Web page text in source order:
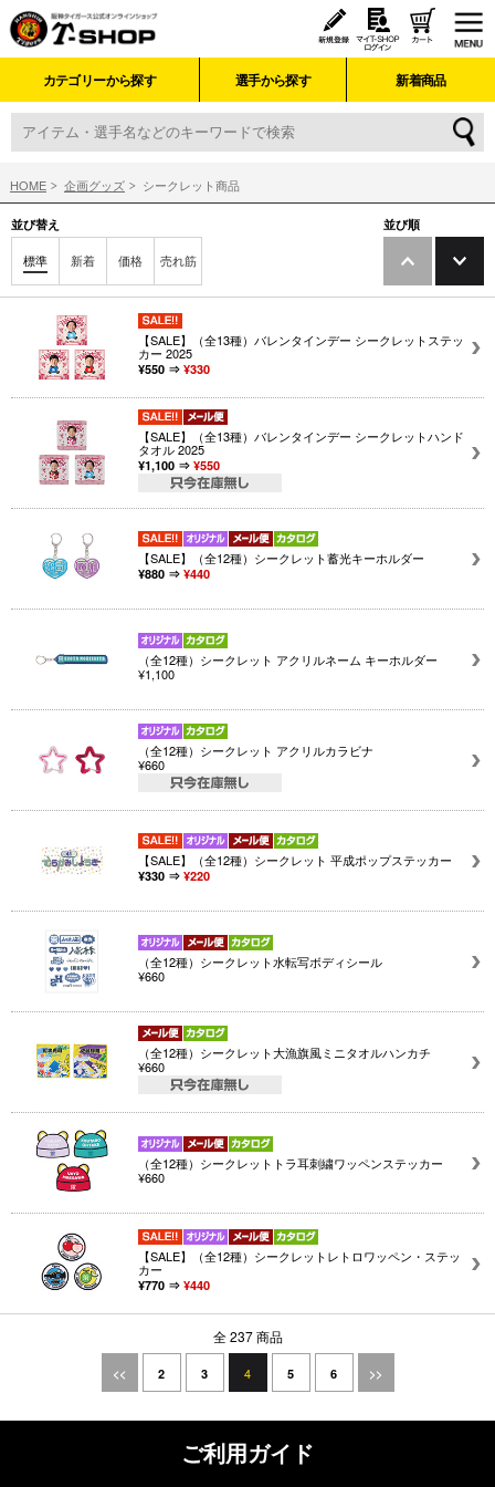
カテゴリーから探す 選手から探す 新着商品
HOME 企画グッズ シークレット商品
並び替え
標準 新着 価格 売れ筋
並び順
【SALE】（全13種）バレンタインデー シークレットステッ
カー 2025
¥550 ⇒ ¥330
【SALE】（全13種）バレンタインデー シークレットハンド
タオル 2025
¥1,100 ⇒ ¥550
【SALE】（全12種）シークレット蓄光キーホルダー
¥880 ⇒ ¥440
（全12種）シークレット アクリルネーム キーホルダー
¥1,100
（全12種）シークレット アクリルカラビナ
¥660
【SALE】（全12種）シークレット 平成ポップステッカー
¥330 ⇒ ¥220
（全12種）シークレット水転写ボディシール
¥660
（全12種）シークレット大漁旗風ミニタオルハンカチ
¥660
（全12種）シークレットトラ耳刺繍ワッペンステッカー
¥660
【SALE】（全12種）シークレットレトロワッペン・ステッ
カー
¥770 ⇒ ¥440
全 237 商品
<< 2 3 4 5 6 >>
ご利用ガイド